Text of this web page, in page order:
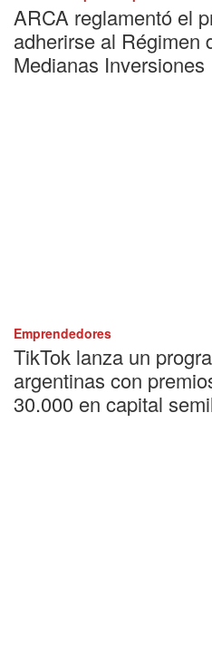
ARCA reglamentó el
adherirse al Régimen
Medianas Inversiones
Emprendedores
TikTok lanza un
argentinas con
30.000 en capital